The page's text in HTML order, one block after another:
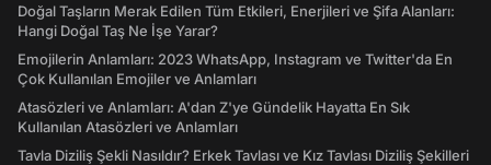
Doğal Taşların Merak Edilen Tüm Etkileri, Enerjileri ve Şifa Alanları:
Hangi Doğal Taş Ne İşe Yarar?
Emojilerin Anlamları: 2023 WhatsApp, Instagram ve Twitter'da En
Çok Kullanılan Emojiler ve Anlamları
Atasözleri ve Anlamları: A'dan Z'ye Gündelik Hayatta En Sık
Kullanılan Atasözleri ve Anlamları
Tavla Diziliş Şekli Nasıldır? Erkek Tavlası ve Kız Tavlası Diziliş Şekilleri